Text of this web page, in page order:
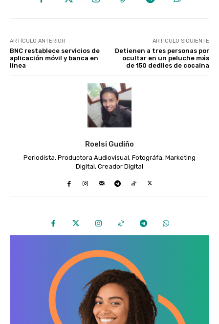
ARTÍCULO ANTERIOR
BNC restablece servicios de
aplicación móvil y banca en
línea
ARTÍCULO SIGUIENTE
Detienen a tres personas por
ocultar en un peluche más
de 150 dediles de cocaína
Roelsi Gudiño
Periodista, Productora Audiovisual, Fotográfa, Marketing
Digital, Creador Digital